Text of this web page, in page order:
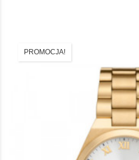
PROMOCJA!